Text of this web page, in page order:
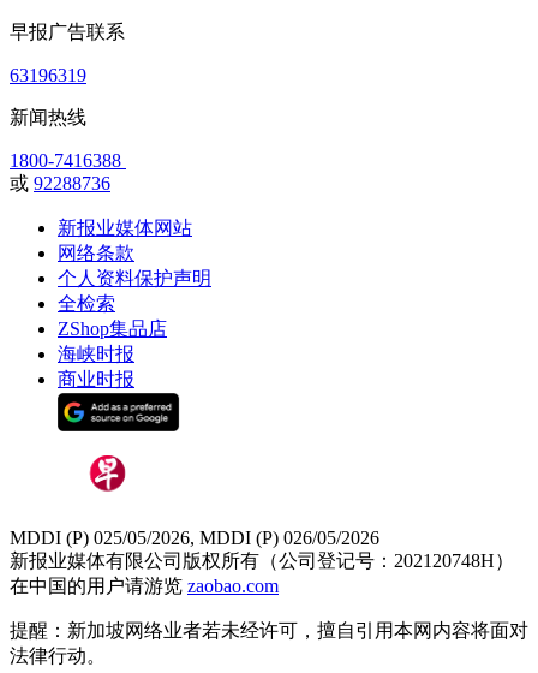
早报广告联系
63196319
新闻热线
1800-7416388
或 92288736
新报业媒体网站
网络条款
个人资料保护声明
全检索
ZShop集品店
海峡时报
商业时报
MDDI (P) 025/05/2026, MDDI (P) 026/05/2026
新报业媒体有限公司版权所有（公司登记号：202120748H）
在中国的用户请游览 zaobao.com
提醒：新加坡网络业者若未经许可，擅自引用本网内容将面对
法律行动。